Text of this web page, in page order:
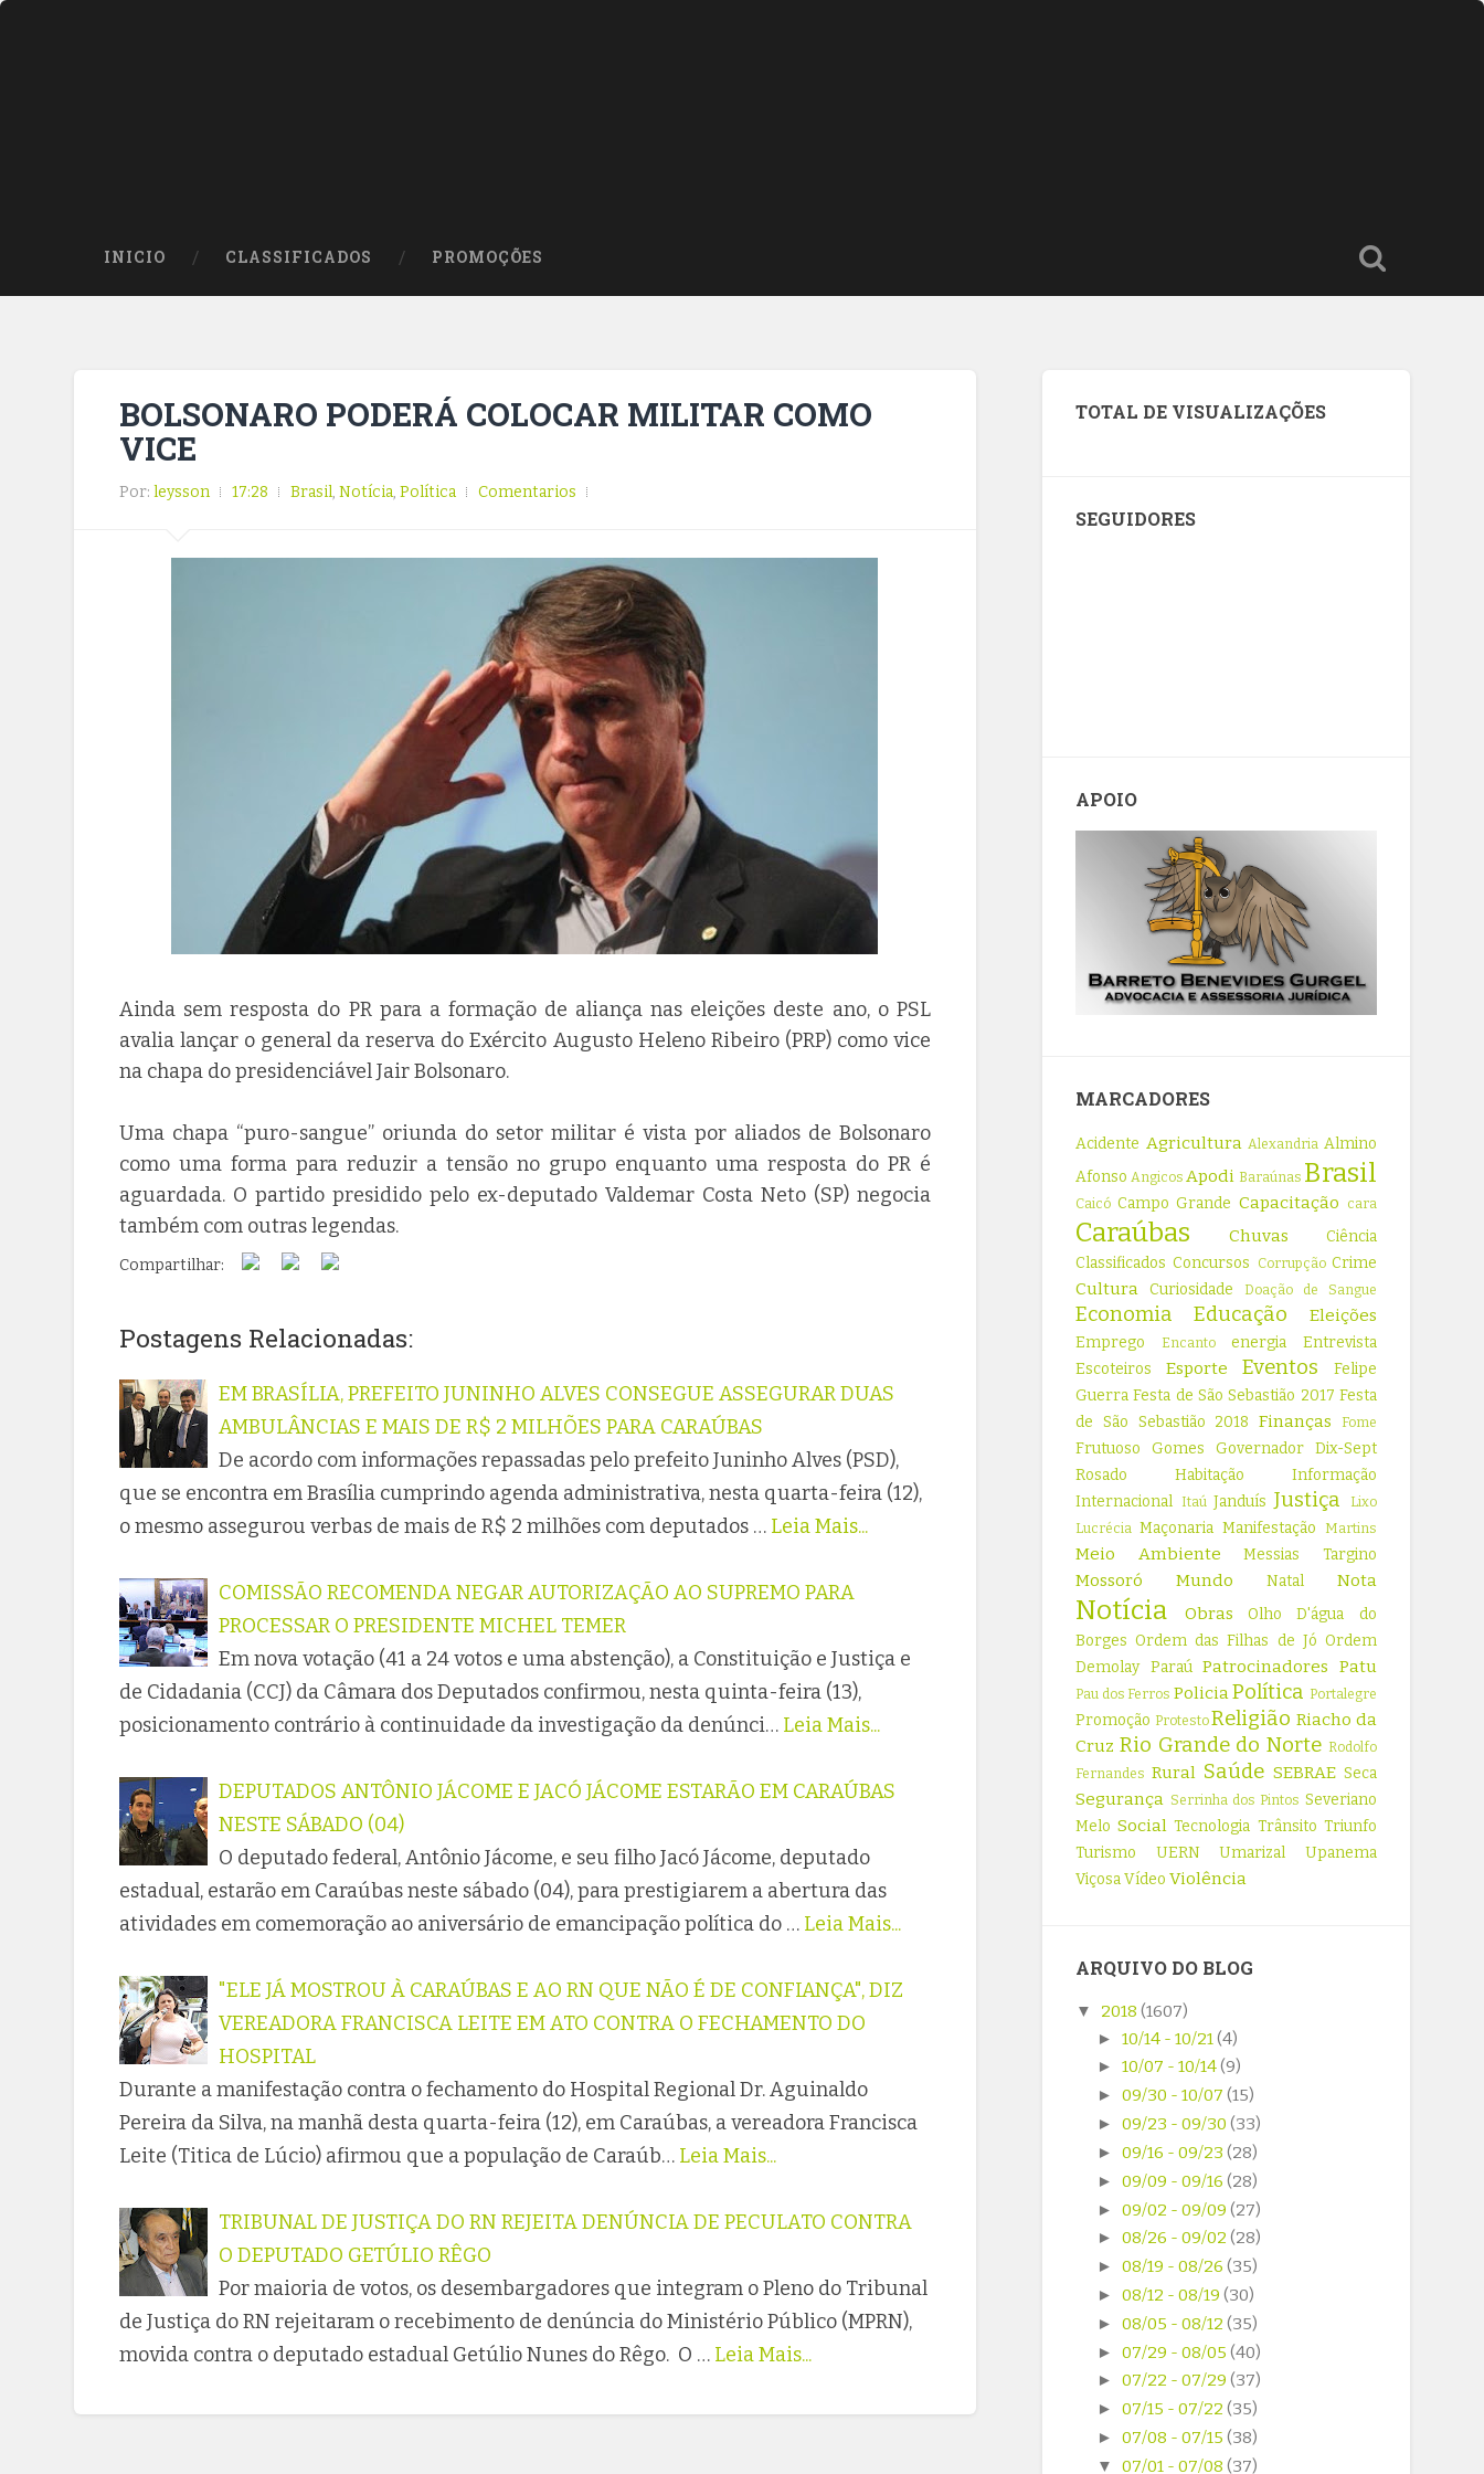
INICIO CLASSIFICADOS PROMOÇÕES
BOLSONARO PODERÁ COLOCAR MILITAR COMO
VICE
Por:leysson 17:28 Brasil,Notícia,Política Comentarios
Ainda sem resposta do PR para a formação de aliança nas eleições deste ano, o PSL
avalia lançar o general da reserva do Exército Augusto Heleno Ribeiro (PRP) como vice
na chapa do presidenciável Jair Bolsonaro.
Uma chapa “puro-sangue” oriunda do setor militar é vista por aliados de Bolsonaro
como uma forma para reduzir a tensão no grupo enquanto uma resposta do PR é
aguardada. O partido presidido pelo ex-deputado Valdemar Costa Neto (SP) negocia
também com outras legendas.
Compartilhar:
Postagens Relacionadas:
EM BRASÍLIA, PREFEITO JUNINHO ALVES CONSEGUE ASSEGURAR DUAS
AMBULÂNCIAS E MAIS DE R$ 2 MILHÕES PARA CARAÚBAS
De acordo com informações repassadas pelo prefeito Juninho Alves (PSD),
que se encontra em Brasília cumprindo agenda administrativa, nesta quarta-feira (12),
o mesmo assegurou verbas de mais de R$ 2 milhões com deputados … Leia Mais...
COMISSÃO RECOMENDA NEGAR AUTORIZAÇÃO AO SUPREMO PARA
PROCESSAR O PRESIDENTE MICHEL TEMER
Em nova votação (41 a 24 votos e uma abstenção), a Constituição e Justiça e
de Cidadania (CCJ) da Câmara dos Deputados confirmou, nesta quinta-feira (13),
posicionamento contrário à continuidade da investigação da denúnci… Leia Mais...
DEPUTADOS ANTÔNIO JÁCOME E JACÓ JÁCOME ESTARÃO EM CARAÚBAS
NESTE SÁBADO (04)
O deputado federal, Antônio Jácome, e seu filho Jacó Jácome, deputado
estadual, estarão em Caraúbas neste sábado (04), para prestigiarem a abertura das
atividades em comemoração ao aniversário de emancipação política do … Leia Mais...
"ELE JÁ MOSTROU À CARAÚBAS E AO RN QUE NÃO É DE CONFIANÇA", DIZ
VEREADORA FRANCISCA LEITE EM ATO CONTRA O FECHAMENTO DO
HOSPITAL
Durante a manifestação contra o fechamento do Hospital Regional Dr. Aguinaldo
Pereira da Silva, na manhã desta quarta-feira (12), em Caraúbas, a vereadora Francisca
Leite (Titica de Lúcio) afirmou que a população de Caraúb… Leia Mais...
TRIBUNAL DE JUSTIÇA DO RN REJEITA DENÚNCIA DE PECULATO CONTRA
O DEPUTADO GETÚLIO RÊGO
Por maioria de votos, os desembargadores que integram o Pleno do Tribunal
de Justiça do RN rejeitaram o recebimento de denúncia do Ministério Público (MPRN),
movida contra o deputado estadual Getúlio Nunes do Rêgo. O … Leia Mais...
TOTAL DE VISUALIZAÇÕES
SEGUIDORES
APOIO
MARCADORES
Acidente Agricultura Alexandria Almino
Afonso Angicos Apodi Baraúnas Brasil
Caicó Campo Grande Capacitação cara
Caraúbas Chuvas
Ciência
Classificados Concursos Corrupção Crime
Cultura Curiosidade Doação de Sangue
Economia Educação Eleições
Emprego Encanto energia
Entrevista
Escoteiros
Esporte Eventos
Felipe
Guerra Festa de São Sebastião 2017 Festa
de São Sebastião 2018 Finanças Fome
Frutuoso Gomes
Governador Dix-Sept
Rosado
Habitação
Informação
Internacional
Itaú Janduís Justiça
Lixo
Lucrécia Maçonaria Manifestação Martins
Meio Ambiente Messias Targino
Mossoró Mundo Natal Nota
Notícia Obras
Olho D'água do
Borges Ordem das Filhas de Jó Ordem
Demolay Paraú Patrocinadores Patu
Pau dos Ferros PoliciaPolítica Portalegre
Promoção ProtestoReligião Riacho da
Cruz Rio Grande do Norte Rodolfo
Fernandes Rural Saúde SEBRAE Seca
Segurança Serrinha dos Pintos Severiano
Melo Social Tecnologia Trânsito Triunfo
Turismo
UERN Umarizal
Upanema
ViçosaVídeo Violência
ARQUIVO DO BLOG
▼ 2018(1607)
► 10/14 - 10/21(4)
► 10/07 - 10/14(9)
► 09/30 - 10/07 (15)
► 09/23 - 09/30 (33)
► 09/16 - 09/23 (28)
► 09/09 - 09/16 (28)
► 09/02 - 09/09 (27)
► 08/26 - 09/02 (28)
► 08/19 - 08/26 (35)
► 08/12 - 08/19 (30)
► 08/05 - 08/12 (35)
► 07/29 - 08/05 (40)
► 07/22 - 07/29 (37)
► 07/15 - 07/22 (35)
► 07/08 - 07/15 (38)
▼ 07/01 - 07/08 (37)